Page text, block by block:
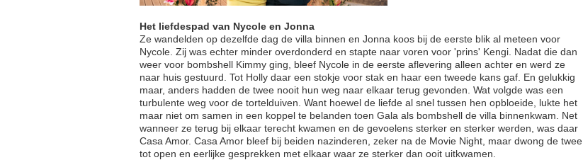
Het liefdespad van Nycole en Jonna
Ze wandelden op dezelfde dag de villa binnen en Jonna koos bij de eerste blik al meteen voor
Nycole. Zij was echter minder overdonderd en stapte naar voren voor 'prins' Kengi. Nadat die dan
weer voor bombshell Kimmy ging, bleef Nycole in de eerste aflevering alleen achter en werd ze
naar huis gestuurd. Tot Holly daar een stokje voor stak en haar een tweede kans gaf. En gelukkig
maar, anders hadden de twee nooit hun weg naar elkaar terug gevonden. Wat volgde was een
turbulente weg voor de tortelduiven. Want hoewel de liefde al snel tussen hen opbloeide, lukte het
maar niet om samen in een koppel te belanden toen Gala als bombshell de villa binnenkwam. Net
wanneer ze terug bij elkaar terecht kwamen en de gevoelens sterker en sterker werden, was daar
Casa Amor. Casa Amor bleef bij beiden nazinderen, zeker na de Movie Night, maar dwong de twee
tot open en eerlijke gesprekken met elkaar waar ze sterker dan ooit uitkwamen.